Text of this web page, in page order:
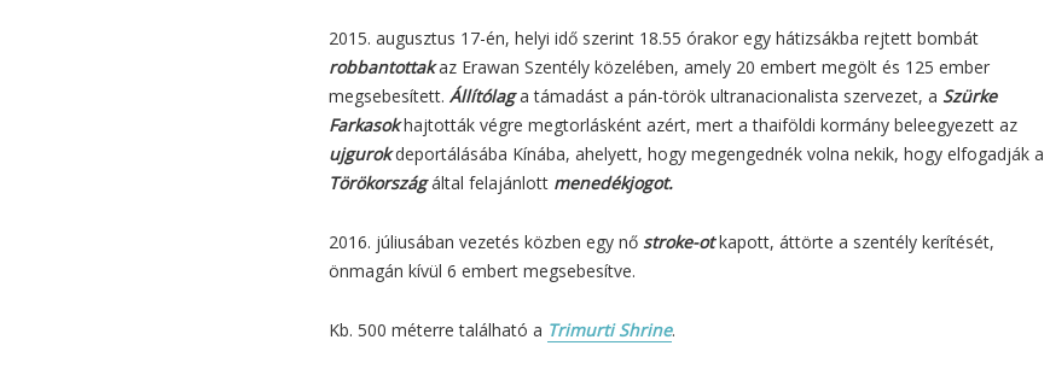
2015. augusztus 17-én, helyi idő szerint 18.55 órakor egy hátizsákba rejtett bombát
robbantottakaz Erawan Szentély közelében, amely 20 embert megölt és 125 ember
megsebesített. Állítólaga támadást a pán-török ultranacionalista szervezet, a Szürke
Farkasokhajtották végre megtorlásként azért, mert a thaiföldi kormány beleegyezett az
ujgurokdeportálásába Kínába, ahelyett, hogy megengednék volna nekik, hogy elfogadják a
Törökországáltal felajánlott menedékjogot.
2016. júliusában vezetés közben egy nő stroke-otkapott, áttörte a szentély kerítését,
önmagán kívül 6 embert megsebesítve.
Kb. 500 méterre található a Trimurti Shrine.